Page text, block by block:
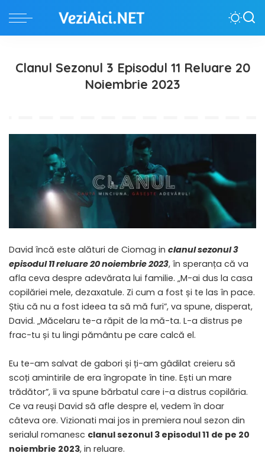
Clanul Sezonul 3 Episodul 11 Reluare 20
Noiembrie 2023
​David încă este alături de Ciomag in clanul sezonul 3
episodul 11 reluare 20 noiembrie 2023, în speranța că va
afla ceva despre adevărata lui familie. „M-ai dus la casa
copilăriei mele, dezaxatule. Zi cum a fost și te las în pace.
Știu că nu a fost ideea ta să mă furi”, va spune, disperat,
David. „Măcelaru te-a răpit de la mă-ta. L-a distrus pe
frac-tu și tu lingi pământu pe care calcă el.
Eu te-am salvat de gabori și ți-am gâdilat creieru să
scoți amintirile de era îngropate în tine. Ești un mare
trădător”, îi va spune bărbatul care i-a distrus copilăria.
Ce va reuși David să afle despre el, vedem în doar
câteva ore. Vizionati mai jos in premiera noul sezon din
serialul romanesc clanul sezonul 3 episodul 11 de pe 20
noiembrie 2023, in reluare.